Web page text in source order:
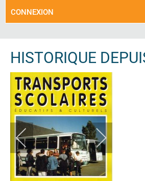
CONNEXION
HISTORIQUE